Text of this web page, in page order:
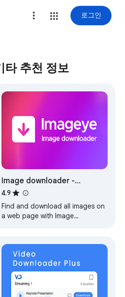
로그인
타 추천 정보
Image downloader -
Imageye
4.9
Find and download all images on
a web page with Image